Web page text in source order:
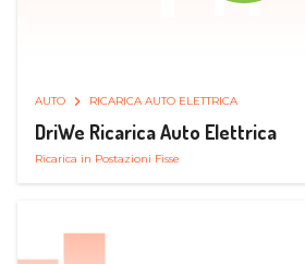
AUTO RICARICA AUTO ELETTRICA
DriWe Ricarica Auto Elettrica
Ricarica in Postazioni Fisse